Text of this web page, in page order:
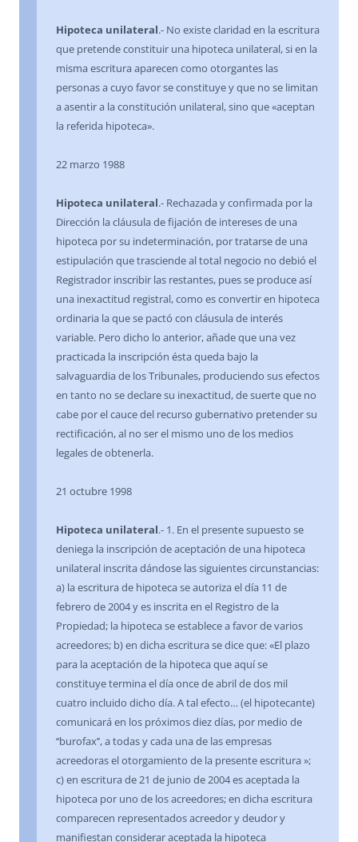
Hipoteca unilateral.- No existe claridad en la escritura
que pretende constituir una hipoteca unilateral, si en la
misma escritura aparecen como otorgantes las
personas a cuyo favor se constituye y que no se limitan
a asentir a la constitución unilateral, sino que «aceptan
la referida hipoteca».
22 marzo 1988
Hipoteca unilateral.- Rechazada y confirmada por la
Dirección la cláusula de fijación de intereses de una
hipoteca por su indeterminación, por tratarse de una
estipulación que trasciende al total negocio no debió el
Registrador inscribir las restantes, pues se produce así
una inexactitud registral, como es convertir en hipoteca
ordinaria la que se pactó con cláusula de interés
variable. Pero dicho lo anterior, añade que una vez
practicada la inscripción ésta queda bajo la
salvaguardia de los Tribunales, produciendo sus efectos
en tanto no se declare su inexactitud, de suerte que no
cabe por el cauce del recurso gubernativo pretender su
rectificación, al no ser el mismo uno de los medios
legales de obtenerla.
21 octubre 1998
Hipoteca unilateral.- 1. En el presente supuesto se
deniega la inscripción de aceptación de una hipoteca
unilateral inscrita dándose las siguientes circunstancias:
a) la escritura de hipoteca se autoriza el día 11 de
febrero de 2004 y es inscrita en el Registro de la
Propiedad; la hipoteca se establece a favor de varios
acreedores; b) en dicha escritura se dice que: «El plazo
para la aceptación de la hipoteca que aquí se
constituye termina el día once de abril de dos mil
cuatro incluido dicho día. A tal efecto… (el hipotecante)
comunicará en los próximos diez días, por medio de
‘‘burofax’’, a todas y cada una de las empresas
acreedoras el otorgamiento de la presente escritura »;
c) en escritura de 21 de junio de 2004 es aceptada la
hipoteca por uno de los acreedores; en dicha escritura
comparecen representados acreedor y deudor y
manifiestan considerar aceptada la hipoteca